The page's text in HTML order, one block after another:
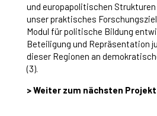
und europapolitischen Strukturen
unser praktisches
Modul für politische Bildung
Beteiligung und Repräsentation
dieser Regionen an
(3).
> Weiter zum nächsten Projekt